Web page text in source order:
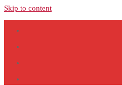
Skip to content